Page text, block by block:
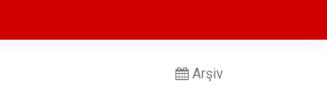
Arşiv